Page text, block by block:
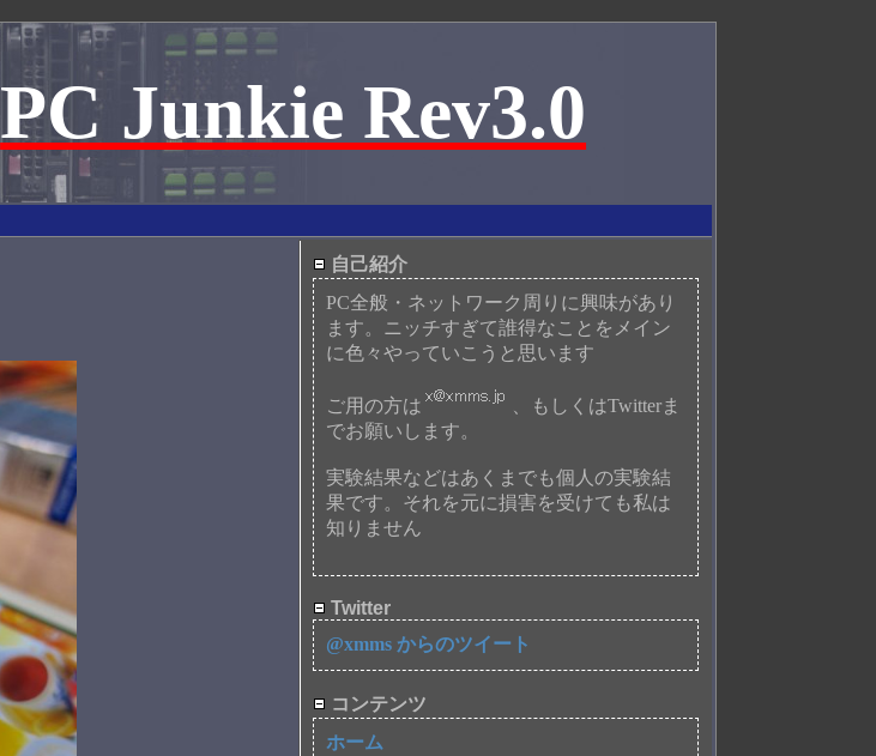
PC Junkie Rev3.0
自己紹介
PC全般・ネットワーク周りに興味があり
ます。ニッチすぎて誰得なことをメイン
に色々やっていこうと思います
ご用の方は
、もしくはTwitterま
でお願いします。
実験結果などはあくまでも個人の実験結
果です。それを元に損害を受けても私は
知りません
Twitter
@xmms からのツイート
コンテンツ
ホーム